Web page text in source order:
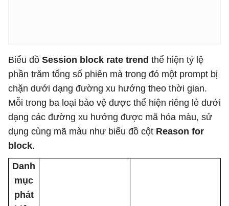
Biểu đồ Session block rate trend thể hiện tỷ lệ
phần trăm tổng số phiên mà trong đó một prompt bị
chặn dưới dạng đường xu hướng theo thời gian.
Mỗi trong ba loại bảo vệ được thể hiện riêng lẻ dưới
dạng các đường xu hướng được mã hóa màu, sử
dụng cùng mã màu như biểu đồ cột Reason for
block.
Danh
mục
phát